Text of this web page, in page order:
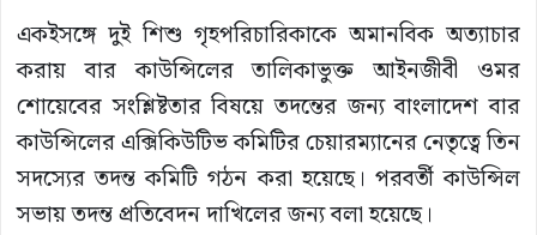
একইসঙ্গে দুই শিশু গৃহপরিচারিকাকে অমানবিক অত্যাচার
করায় বার কাউন্সিলের তালিকাভুক্ত আইনজীবী ওমর
শোয়েবের সংশ্লিষ্টতার বিষয়ে তদন্তের জন্য বাংলাদেশ বার
কাউন্সিলের এক্সিকিউটিভ কমিটির চেয়ারম্যানের নেতৃত্বে তিন
সদস্যের তদন্ত কমিটি গঠন করা হয়েছে। পরবর্তী কাউন্সিল
সভায় তদন্ত প্রতিবেদন দাখিলের জন্য বলা হয়েছে।